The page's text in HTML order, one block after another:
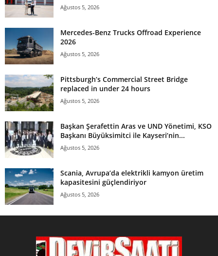
Ağustos 5, 2026
Mercedes-Benz Trucks Offroad Experience
2026
Ağustos 5, 2026
Pittsburgh’s Commercial Street Bridge
replaced in under 24 hours
Ağustos 5, 2026
Başkan Şerafettin Aras ve UND Yönetimi, KSO
Başkanı Büyüksimitci ile Kayseri’nin...
Ağustos 5, 2026
Scania, Avrupa’da elektrikli kamyon üretim
kapasitesini güçlendiriyor
Ağustos 5, 2026